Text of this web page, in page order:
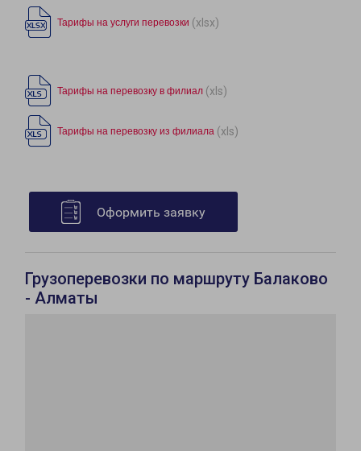
Тарифы на услуги перевозки (xlsx)
Тарифы на перевозку в филиал (xls)
Тарифы на перевозку из филиала (xls)
Оформить заявку
Грузоперевозки по маршруту Балаково
- Алматы